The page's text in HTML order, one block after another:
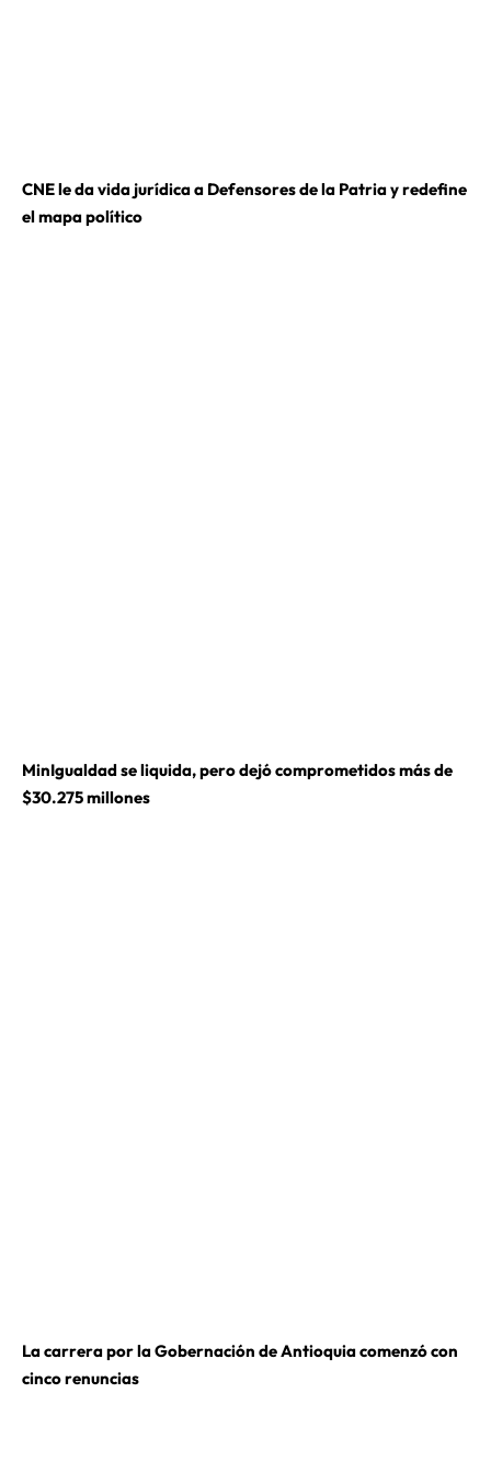
CNE le da vida jurídica a Defensores de la Patria y redefine
el mapa político
MinIgualdad se liquida, pero dejó comprometidos más de
$30.275 millones
La carrera por la Gobernación de Antioquia comenzó con
cinco renuncias